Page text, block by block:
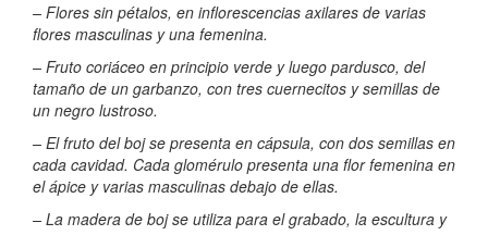
– Flores sin pétalos, en inflorescencias axilares de varias
flores masculinas y una femenina.
– Fruto coriáceo en principio verde y luego pardusco, del
tamaño de un garbanzo, con tres cuernecitos y semillas de
un negro lustroso.
– El fruto del boj se presenta en cápsula, con dos semillas en
cada cavidad. Cada glomérulo presenta una flor femenina en
el ápice y varias masculinas debajo de ellas.
– La madera de boj se utiliza para el grabado, la escultura y